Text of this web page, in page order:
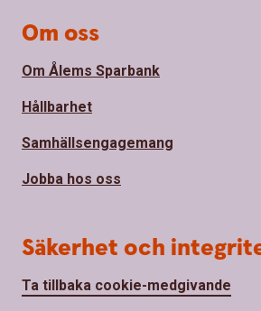
Om oss
Om Ålems Sparbank
Hållbarhet
Samhällsengagemang
Jobba hos oss
Säkerhet och
Ta tillbaka cookie-medgivande